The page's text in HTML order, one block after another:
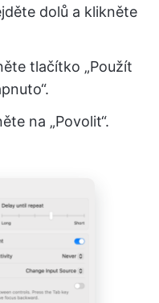
dolů a klikněte
tlačítko „Použít
na „Povolit“.